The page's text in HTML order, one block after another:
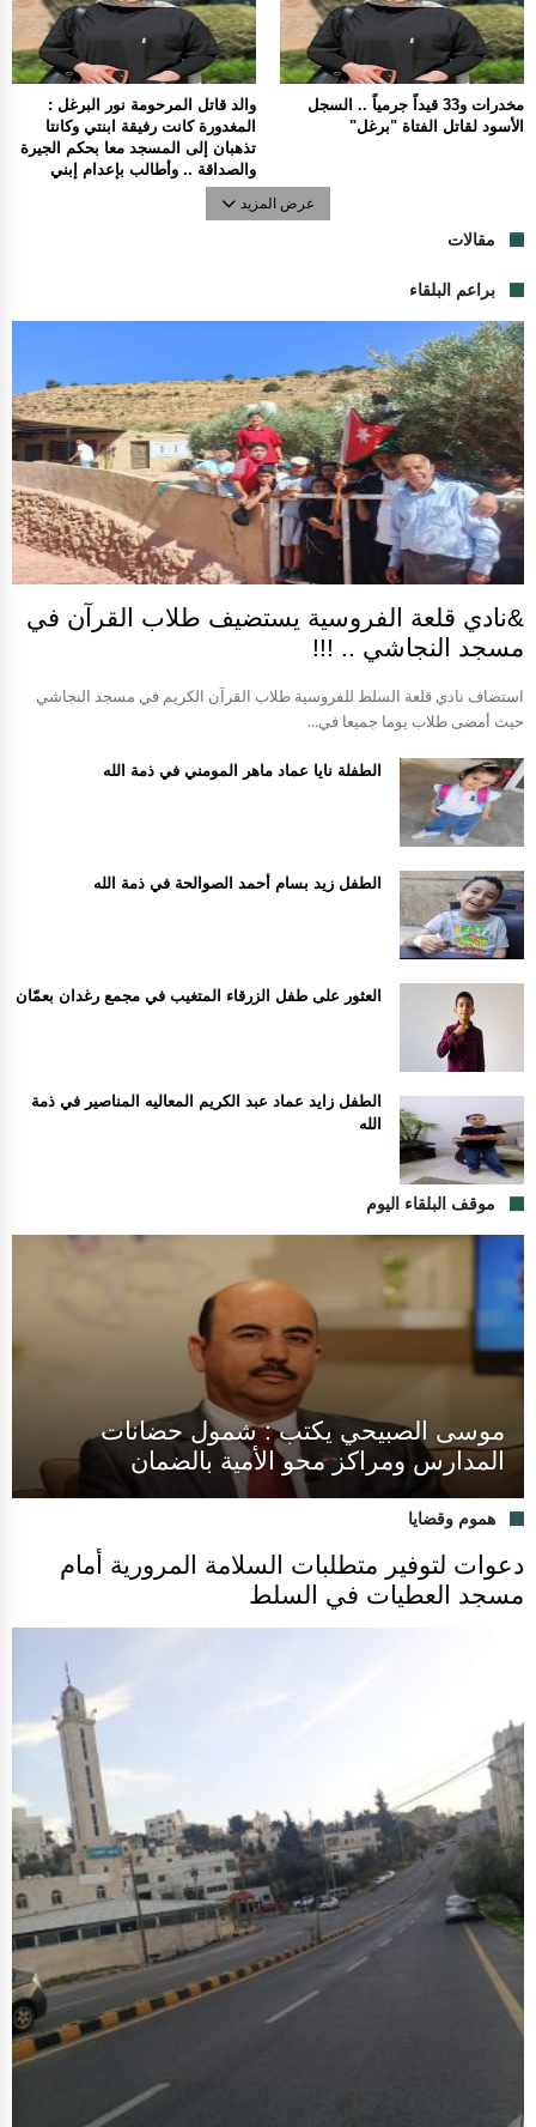
والد قاتل المرحومة نور البرغل :
المغدورة كانت رفيقة ابنتي وكانتا
تذهبان إلى المسجد معا بحكم الجيرة
والصداقة .. وأطالب بإعدام إبني
مخدرات و33 قيداً جرمياً .. السجل
الأسود لقاتل الفتاة "برغل"
عرض المزيد
مقالات
براعم البلقاء
&نادي قلعة الفروسية يستضيف طلاب القرآن في
مسجد النجاشي .. !!!
استضاف نادي قلعة السلط للفروسية طلاب القرآن الكريم في مسجد النجاشي
حيث أمضى طلاب يوما جميعا في...
الطفلة نايا عماد ماهر المومني في ذمة الله
الطفل زيد بسام أحمد الصوالحة في ذمة الله
العثور على طفل الزرقاء المتغيب في مجمع رغدان بعمّان
الطفل زايد عماد عبد الكريم المعاليه المناصير في ذمة
الله
موقف البلقاء اليوم
موسى الصبيحي يكتب : شمول حضانات
المدارس ومراكز محو الأمية بالضمان
هموم وقضايا
دعوات لتوفير متطلبات السلامة المرورية أمام
مسجد العطيات في السلط